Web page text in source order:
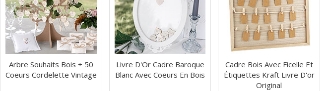
Arbre Souhaits Bois + 50
Coeurs Cordelette Vintage
Livre D'Or Cadre Baroque
Blanc Avec Coeurs En Bois
Cadre Bois Avec Ficelle Et
Étiquettes Kraft Livre D'or
Original